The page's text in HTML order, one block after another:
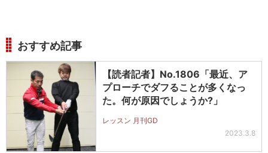
おすすめ記事
【読者記者】No.1806「最近、ア
プローチでダフることが多くなっ
た。何が原因でしょうか?」
レッスン 月刊GD
2023.3.8